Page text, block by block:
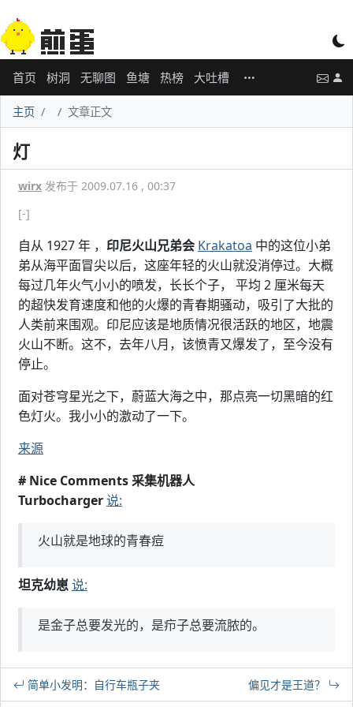
首页 树洞 无聊图 鱼塘 热榜 大吐槽
主页 文章正文
灯
wirx 发布于 2009.07.16 , 00:37
[-]
自从 1927 年 ， 印尼火山兄弟会 Krakatoa 中的这位小弟
弟从海平面冒尖以后，这座年轻的火山就没消停过。大概
每过几年火气小小的喷发，长长个子， 平均 2 厘米每天
的超快发育速度和他的火爆的青春期骚动，吸引了大批的
人类前来围观。印尼应该是地质情况很活跃的地区，地震
火山不断。这不，去年八月，该愤青又爆发了，至今没有
停止。
面对苍穹星光之下，蔚蓝大海之中，那点亮一切黑暗的红
色灯火。我小小的激动了一下。
来源
# Nice Comments 采集机器人
Turbocharger说:
火山就是地球的青春痘
坦克幼崽说:
是金子总要发光的，是疖子总要流脓的。
简单小发明：自行车瓶子夹 偏见才是王道？